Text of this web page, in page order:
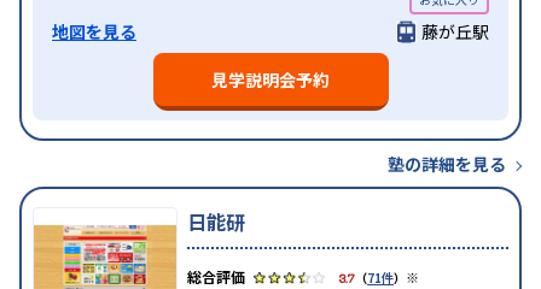
地図を見る
藤が丘駅
見学説明会予約
塾の詳細を見る
日能研
3.7 （71件） ※